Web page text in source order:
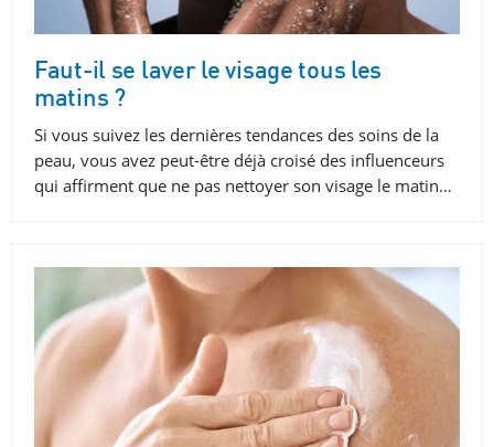
Faut-il se laver le visage tous les
matins ?
Si vous suivez les dernières tendances des soins de la
peau, vous avez peut-être déjà croisé des influenceurs
qui affirment que ne pas nettoyer son visage le matin…